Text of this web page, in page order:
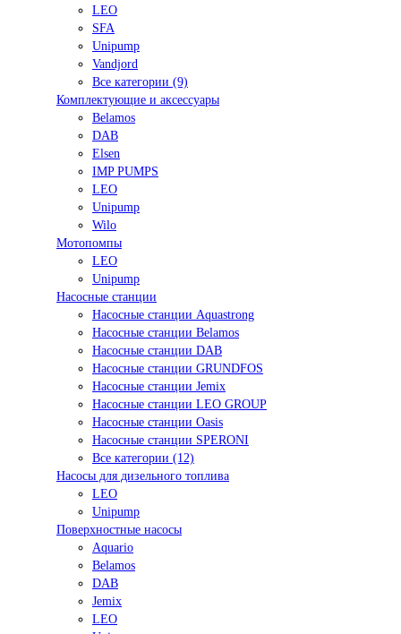
LEO
SFA
Unipump
Vandjord
Все категории (9)
Комплектующие и аксессуары
Belamos
DAB
Elsen
IMP PUMPS
LEO
Unipump
Wilo
Мотопомпы
LEO
Unipump
Насосные станции
Насосные станции Aquastrong
Насосные станции Belamos
Насосные станции DAB
Насосные станции GRUNDFOS
Насосные станции Jemix
Насосные станции LEO GROUP
Насосные станции Oasis
Насосные станции SPERONI
Все категории (12)
Насосы для дизельного топлива
LEO
Unipump
Поверхностные насосы
Aquario
Belamos
DAB
Jemix
LEO